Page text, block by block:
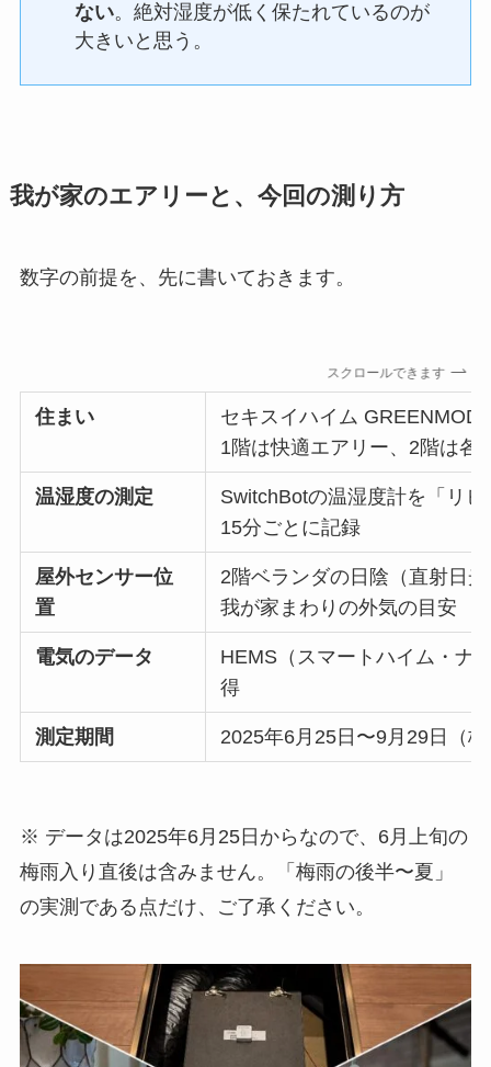
ない。絶対湿度が低く保たれているのが
大きいと思う。
我が家のエアリーと、今回の測り方
数字の前提を、先に書いておきます。
スクロールできます
住まい
セキスイハイム
1階は快適エアリー、2階は各
温湿度の測定
SwitchBotの温湿度計を「リ
15分ごとに記録
屋外センサー位
置
2階ベランダの日陰（直射日
我が家まわりの外気の目安
電気のデータ
HEMS（スマートハイム・ナ
得
測定期間 2025年6月25日〜9月29日（
※ データは2025年6月25日からなので、6月上旬の
梅雨入り直後は含みません。「梅雨の後半〜夏」
の実測である点だけ、ご了承ください。